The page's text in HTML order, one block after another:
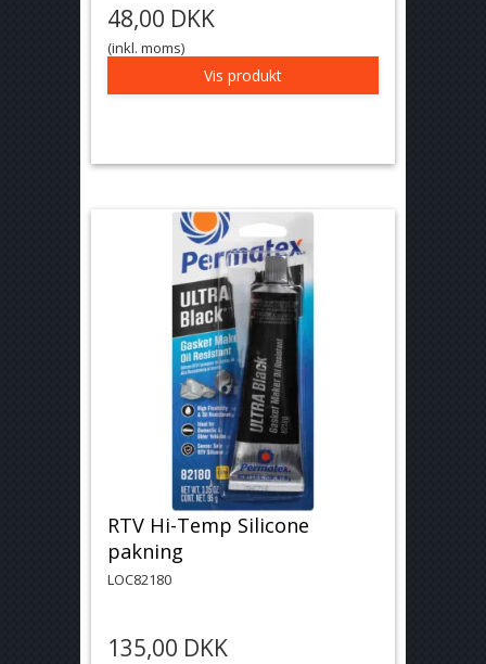
48,00 DKK
(inkl. moms)
Vis produkt
RTV Hi-Temp Silicone
pakning
LOC82180
135,00 DKK